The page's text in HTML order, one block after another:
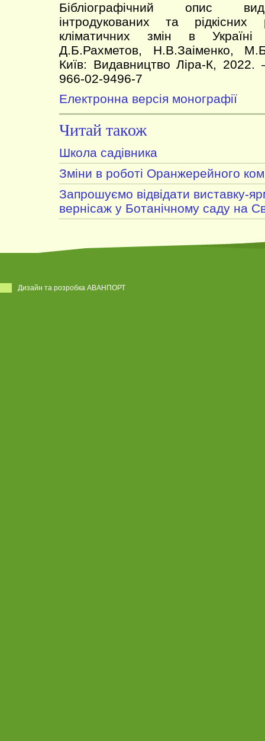
Бібліографічний опис
інтродукованих та
кліматичних змін в
Д.Б.Рахметов, Н.В.Заіменко,
Київ: Видавництво Ліра-К,
966-02-9496-7
Електронна версія монографії
Читай також
Школа садівника
Зміни в роботі Оранжерейного
Запрошуємо відвідати виставку-
вернісаж у Ботанічному саду на
Дизайн та розробка АВАНПОРТ